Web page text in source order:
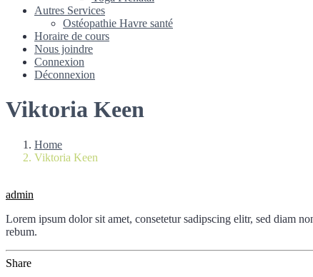
Autres Services
Ostéopathie Havre santé
Horaire de cours
Nous joindre
Connexion
Déconnexion
Viktoria Keen
Home
Viktoria Keen
admin
Lorem ipsum dolor sit amet, consetetur sadipscing elitr, sed diam
rebum.
Share